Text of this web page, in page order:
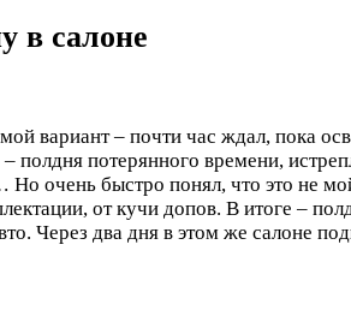
в салоне
вариант – почти час ждал, пока
полдня потерянного времени,
Но очень быстро понял, что это не
от кучи допов. В итоге –
два дня в этом же салоне